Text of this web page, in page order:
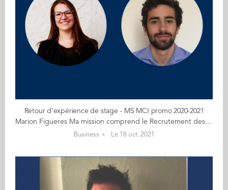
Retour d'expérience de stage - MS MCI promo 2020-2021
Marion Figueres Ma mission comprend le Recrutement des musiciens, mise en œuvre des plannings de répétitions et concert, des feuilles de route, des plans de scène et fiches technique, organisation des concerts, régie, gestion des artistes et des publics des actions spécifiques (scolaires, séniors…), gestion des différents listings, suivi administratif : prises de rendez-vous, plannings de déplacements du directeur artistique et de l’administrateur, communication. Ce stage a contribué à la construction de mon futur projet professionnel car il m’a permis d’acquérir beaucoup d’expérience dans le domaine de la culture et de l’évènementiel à la fois théorique et de terrain. Il permet de me familiariser avec le fonctionnement d’une petite entreprise familiale, et me donne beaucoup de responsabilités malgré mon statut de stagiaire. Hugo Brue J’ai choisi ce stage dans un grand cabinet de conseil pour avoir l’opportunité de travailler sur des missions variées et sur des sujets de transformation d’entreprise. Je souhaitais pouvoir travailler au plus proches des instances décisionnelles sur des enjeux clés auxquels font face les entreprises pour performer. Dans le cadre de mon projet professionnel, ce stage me permet d’apprendre des choses sur des sujets liés aux missions (comme la planification), mais aussi sur l’organisation d’un projet, la présentation d’un travail. Il permet également de travailler avec des métiers différents. Il constitue donc une prise d’expérience qui me servira dans la suite de ma carrière professionnelle.
Business Le 18 oct. 2021